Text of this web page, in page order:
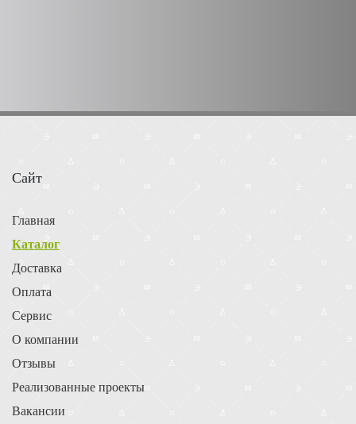
Сайт
Главная
Каталог
Доставка
Оплата
Сервис
О компании
Отзывы
Реализованные проекты
Вакансии